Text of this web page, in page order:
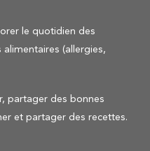
le quotidien des
(allergies,
partager des bonnes
et partager des recettes.